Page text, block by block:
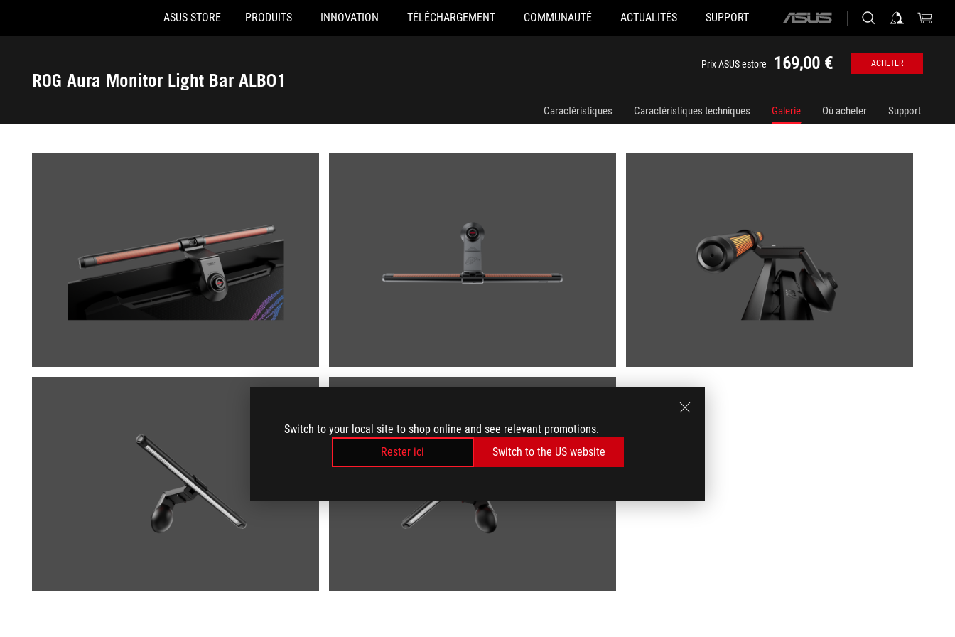
Switch to your local site to shop online and see relevant promotions.
Rester ici
Switch to the US website
Accessibility links
ASUS STORE PRODUITS INNOVATION TÉLÉCHARGEMENT COMMUNAUTÉ ACTUALITÉS SUPPORT
ASUS
ROG Aura Monitor Light Bar ALB01
Prix ASUS estore 169,00 € ACHETER
Caractéristiques Caractéristiques techniques Galerie Où acheter Support